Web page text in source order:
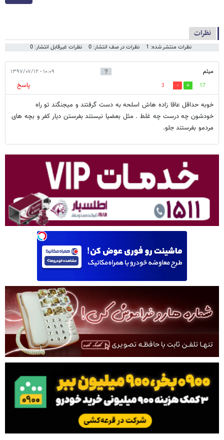
نظرات
نظرات منتشر شده: 1 نظرات در صف انتشار: 0 نظرات غیرقابل انتشار: 0
میثم ۱۰:۰۹ - ۱۳۹۷/۰۷/۱۲
17
3
پاسخ
خوبه حداقل عاقا زاده هاش اسلحه به دست گرفتند و میجنگند تو راه
خودشون چه درست چه غلط . مثل بعضیا نیستند بفرستن دیار کفر و بچه های
مردمو بفرستند جلو.